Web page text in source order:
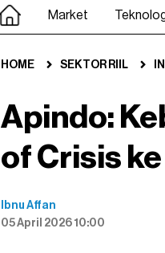
Market
HOME SEKTOR RIIL
Apindo:
of Crisis
Ibnu Affan
05 April 2026 10:00